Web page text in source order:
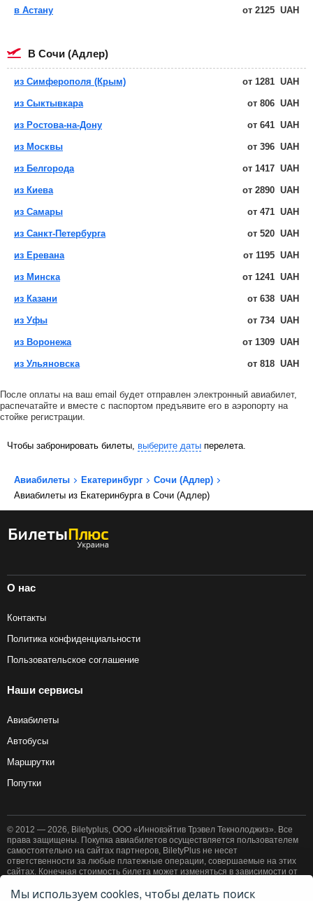
в Астану от 2125 UAH
в Сочи (Адлер)
из Симферополя (Крым) от 1281 UAH
из Сыктывкара от 806 UAH
из Ростова-на-Дону от 641 UAH
из Москвы от 396 UAH
из Белгорода от 1417 UAH
из Киева от 2890 UAH
из Самары от 471 UAH
из Санкт-Петербурга от 520 UAH
из Еревана от 1195 UAH
из Минска от 1241 UAH
из Казани от 638 UAH
из Уфы от 734 UAH
из Воронежа от 1309 UAH
из Ульяновска от 818 UAH
После оплаты на ваш email будет отправлен электронный авиабилет,
распечатайте и вместе с паспортом предъявите его в аэропорту на
стойке регистрации.
Чтобы забронировать билеты, выберите даты перелета.
Авиабилеты Екатеринбург
Сочи (Адлер)
Авиабилеты из Екатеринбурга в Сочи (Адлер)
О нас
Контакты
Политика конфиденциальности
Пользовательское соглашение
Наши сервисы
Авиабилеты
Автобусы
Маршрутки
Попутки
© 2012 — 2026, Biletyplus, ООО «Инновэйтив Трэвел Текнолоджиз». Все
права защищены. Покупка авиабилетов осуществляется пользователем
самостоятельно на сайтах партнеров, BiletyPlus не несет
ответственности за любые платежные операции, совершаемые на этих
сайтах. Конечная стоимость билета может изменяться в зависимости от
принятие правилпользовательского соглашенияи политики
Мы используем cookies, чтобы делать поиск